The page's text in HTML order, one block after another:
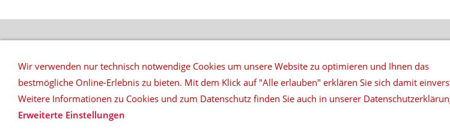
REFERENZEN NETZWERK DATENSCHUTZ SITEMAP
top|ten music & moreDaniel Klöpper | Rosenstraße 6 | D-32832 Augustdorf |
© 2026 top|ten music &
Wir verwenden nur technisch notwendige Cookies um unsere Website zu optimieren und Ihnen das
bestmögliche Online-Erlebnis zu bieten. Mit dem Klick auf "Alle erlauben" erklären Sie sich damit
Weitere Informationen zu Cookies und zum Datenschutz finden Sie auch in unserer
Erweiterte Einstellungen